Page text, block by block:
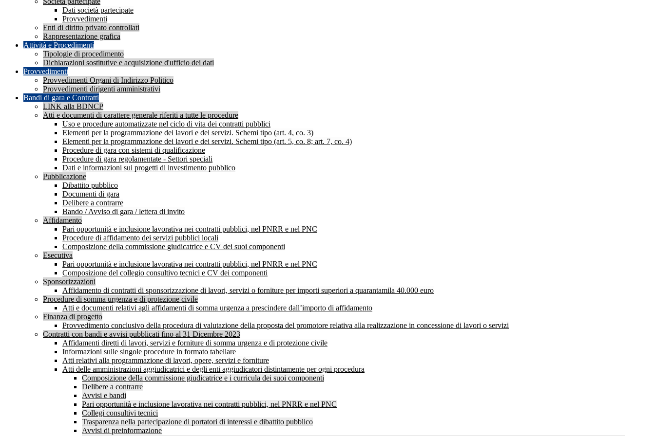
Dati società partecipate
Provvedimenti
Enti di diritto privato controllati
Rappresentazione grafica
Attività e Procedimenti
Tipologie di procedimento
Dichiarazioni sostitutive e acquisizione d'ufficio dei dati
Provvedimenti
Provvedimenti Organi di Indirizzo Politico
Provvedimenti dirigenti amministrativi
Bandi di gara e Contratti
LINK alla BDNCP
Atti e documenti di carattere generale riferiti a tutte le procedure
Uso e procedure automatizzate nel ciclo di vita dei contratti pubblici
Elementi per la programmazione dei lavori e dei servizi. Schemi tipo (art. 4, co. 3)
Elementi per la programmazione dei lavori e dei servizi. Schemi tipo (art. 5, co. 8; art. 7, co. 4)
Procedure di gara con sistemi di qualificazione
Procedure di gara regolamentate - Settori speciali
Dati e informazioni sui progetti di investimento pubblico
Pubblicazione
Dibattito pubblico
Documenti di gara
Delibere a contrarre
Bando / Avviso di gara / lettera di invito
Affidamento
Pari opportunità e inclusione lavorativa nei contratti pubblici, nel PNRR e nel PNC
Procedure di affidamento dei servizi pubblici locali
Composizione della commissione giudicatrice e CV dei suoi componenti
Esecutiva
Pari opportunità e inclusione lavorativa nei contratti pubblici, nel PNRR e nel PNC
Composizione del collegio consultivo tecnici e CV dei componenti
Sponsorizzazioni
Affidamento di contratti di sponsorizzazione di lavori, servizi o forniture per importi superiori a quarantamila 40.000 euro
Procedure di somma urgenza e di protezione civile
Atti e documenti relativi agli affidamenti di somma urgenza a prescindere dall’importo di affidamento
Finanza di progetto
Provvedimento conclusivo della procedura di valutazione della proposta del promotore relativa alla realizzazione in concessione di lavori o servizi
Contratti con bandi e avvisi pubblicati fino al 31 Dicembre 2023
Affidamenti diretti di lavori, servizi e forniture di somma urgenza e di protezione civile
Informazioni sulle singole procedure in formato tabellare
Atti relativi alla programmazione di lavori, opere, servizi e forniture
Atti delle amministrazioni aggiudicatrici e degli enti aggiudicatori distintamente per ogni procedura
Composizione della commissione giudicatrice e i curricula dei suoi componenti
Delibere a contrarre
Avvisi e bandi
Pari opportunità e inclusione lavorativa nei contratti pubblici, nel PNRR e nel PNC
Collegi consultivi tecnici
Trasparenza nella partecipazione di portatori di interessi e dibattito pubblico
Avvisi di preinformazione